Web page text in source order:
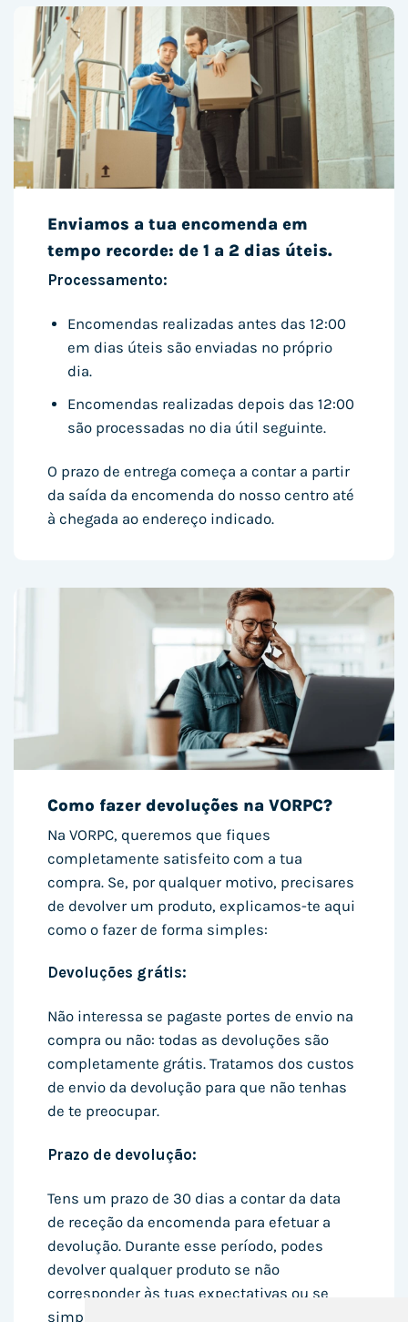
Enviamos a tua encomenda em
tempo recorde: de 1 a 2 dias úteis.
Processamento:
Encomendas realizadas antes das 12:00
em dias úteis são enviadas no próprio
dia.
Encomendas realizadas depois das 12:00
são processadas no dia útil seguinte.
O prazo de entrega começa a contar a partir
da saída da encomenda do nosso centro até
à chegada ao endereço indicado.
Como fazer devoluções na VORPC?
Na VORPC, queremos que fiques
completamente satisfeito com a tua
compra. Se, por qualquer motivo, precisares
de devolver um produto, explicamos-te aqui
como o fazer de forma simples:
Devoluções grátis:
Não interessa se pagaste portes de envio na
compra ou não: todas as devoluções são
completamente grátis. Tratamos dos custos
de envio da devolução para que não tenhas
de te preocupar.
Prazo de devolução:
Tens um prazo de 30 dias a contar da data
de receção da encomenda para efetuar a
devolução. Durante esse período, podes
devolver qualquer produto se não
corresponder às tuas expectativas ou se
simplesmente mudaste de ideias.